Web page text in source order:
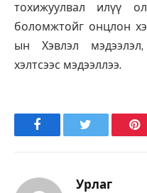
тохижуулвал илүү
боломжтойг онцлон
ын Хэвлэл
хэлтсээс мэдээллээ.
FacebookTwitter
Урлаг